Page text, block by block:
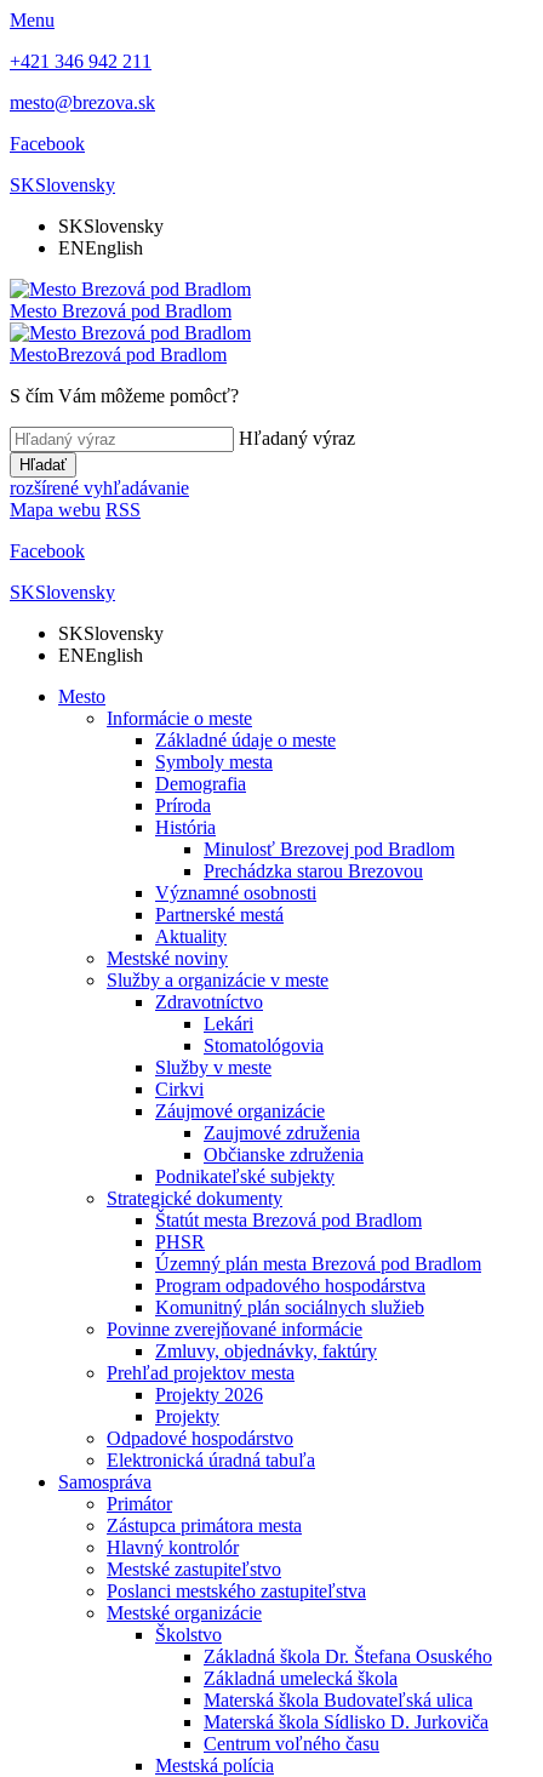
Menu
+421 346 942 211
mesto@brezova.sk
Facebook
SKSlovensky
SKSlovensky
ENEnglish
Mesto Brezová pod Bradlom
MestoBrezová pod Bradlom
S čím Vám môžeme pomôcť?
Hľadaný výraz
Hľadať
rozšírené vyhľadávanie
Mapa webu RSS
Facebook
SKSlovensky
SKSlovensky
ENEnglish
Mesto
Informácie o meste
Základné údaje o meste
Symboly mesta
Demografia
Príroda
História
Minulosť Brezovej pod Bradlom
Prechádzka starou Brezovou
Významné osobnosti
Partnerské mestá
Aktuality
Mestské noviny
Služby a organizácie v meste
Zdravotníctvo
Lekári
Stomatológovia
Služby v meste
Cirkvi
Záujmové organizácie
Zaujmové združenia
Občianske združenia
Podnikateľské subjekty
Strategické dokumenty
Štatút mesta Brezová pod Bradlom
PHSR
Územný plán mesta Brezová pod Bradlom
Program odpadového hospodárstva
Komunitný plán sociálnych služieb
Povinne zverejňované informácie
Zmluvy, objednávky, faktúry
Prehľad projektov mesta
Projekty 2026
Projekty
Odpadové hospodárstvo
Elektronická úradná tabuľa
Samospráva
Primátor
Zástupca primátora mesta
Hlavný kontrolór
Mestské zastupiteľstvo
Poslanci mestského zastupiteľstva
Mestské organizácie
Školstvo
Základná škola Dr. Štefana Osuského
Základná umelecká škola
Materská škola Budovateľská ulica
Materská škola Sídlisko D. Jurkoviča
Centrum voľného času
Mestská polícia